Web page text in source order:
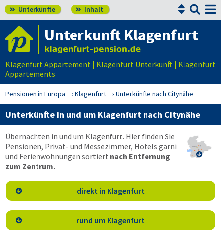
 Unterkünfte  Inhalt 

Unterkunft Klagenfurt
Klagenfurt Appartement | Klagenfurt Unterkunft | Klagenfurt
Appartements
Pensionen in Europa Klagenfurt Unterkünfte nach Citynähe
Unterkünfte in und um Klagenfurt nach Citynähe

Übernachten in und um Klagenfurt. Hier finden Sie
Pensionen, Privat- und Messezimmer, Hotels garni
und Ferienwohnungen sortiert nach Entfernung
zum Zentrum.
 direkt in Klagenfurt
 rund um Klagenfurt